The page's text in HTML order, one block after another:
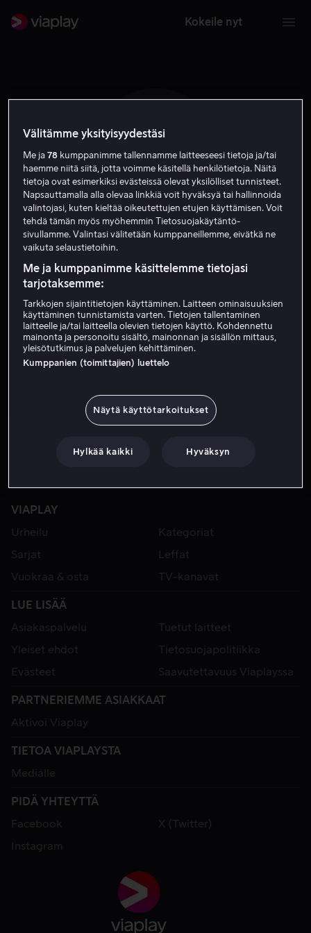
Kokeile nyt
A C
Andy Cole
VIAPLAY
Urheilu
Kategoriat
Sarjat
Leffat
Vuokraa & osta
TV-kanavat
LUE LISÄÄ
Asiakaspalvelu
Tuetut laitteet
Yleiset ehdot
Tietosuojapolitiikka
Evästeet
Saavutettavuus Viaplayssa
PARTNERIEMME ASIAKKAAT
Aktivoi Viaplay
TIETOA VIAPLAYSTA
Medialle
PIDÄ YHTEYTTÄ
Facebook
X (Twitter)
Instagram
Välitämme yksityisyydestäsi
Me ja78 kumppanimme tallennamme laitteeseesi tietoja ja/tai
haemme niitä siitä, jotta voimme käsitellä henkilötietoja. Näitä
tietoja ovat esimerkiksi evästeissä olevat yksilölliset tunnisteet.
Napsauttamalla alla olevaa linkkiä voit hyväksyä tai hallinnoida
valintojasi, kuten kieltää oikeutettujen etujen käyttämisen. Voit
tehdä tämän myös myöhemmin Tietosuojakäytäntö-
sivullamme. Valintasi välitetään kumppaneillemme, eivätkä ne
vaikuta selaustietoihin.
Me ja kumppanimme käsittelemme tietojasi
tarjotaksemme:
Tarkkojen sijaintitietojen käyttäminen. Laitteen ominaisuuksien
käyttäminen tunnistamista varten. Tietojen tallentaminen
laitteelle ja/tai laitteella olevien tietojen käyttö. Kohdennettu
mainonta ja personoitu sisältö, mainonnan ja sisällön mittaus,
yleisötutkimus ja palvelujen kehittäminen.
Kumppanien (toimittajien) luettelo
Näytä käyttötarkoitukset
Hylkää kaikki Hyväksyn